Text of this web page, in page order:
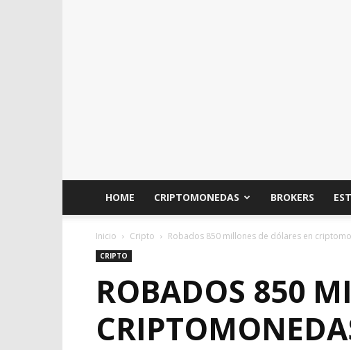
HOME CRIPTOMONEDAS BROKERS
Inicio Cripto Robados 850 millones de dólares en
CRIPTO
ROBADOS 850